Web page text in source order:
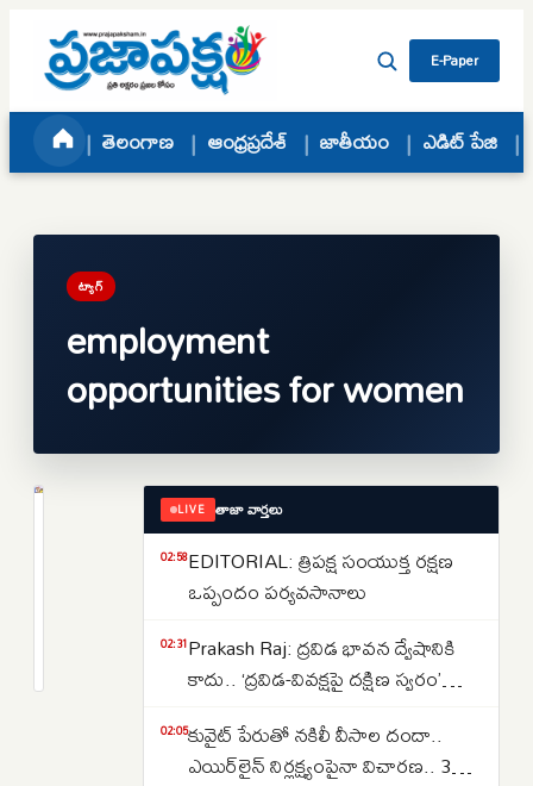
Skip to content
E-Paper
తెలంగాణ ఆంధ్రప్రదేశ్ జాతీయం ఎడిట్ పేజి
ట్యాగ్
employment
opportunities for women
LIVE తాజా వార్తలు
02:58EDITORIAL: త్రిపక్ష సంయుక్త రక్షణ
ఒప్పందం పర్యవసానాలు
02:31Prakash Raj: ద్రవిడ భావన ద్వేషానికి
కాదు.. ‘ద్రవిడ-వివక్షపై దక్షిణ స్వరం’
02:05కువైట్ పేరుతో నకిలీ వీసాల దందా..
ఎయిర్‌లైన్ నిర్లక్ష్యంపైనా విచారణ.. 39